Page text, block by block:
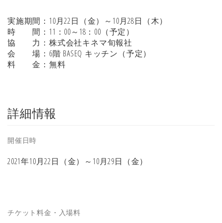
実施期間：10月22日（金）～10月28日（木）
時 間：11：00～18：00（予定）
協 力：株式会社キネマ旬報社
会 場：6階 BASEQ キッチン（予定）
料 金：無料
詳細情報
開催日時
2021年10月22日（金）～10月29日（金）
チケット料金・入場料